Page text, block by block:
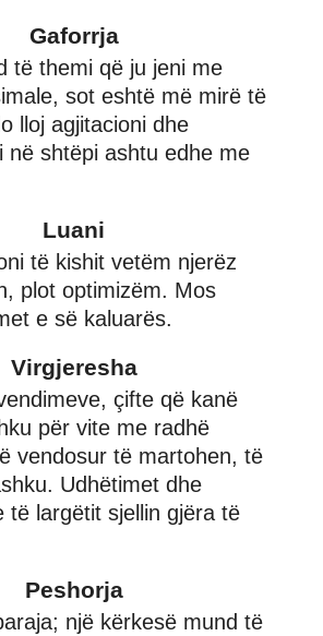
Gaforrja
të themi që ju jeni me
sot eshtë më mirë të
lloj agjitacioni dhe
në shtëpi ashtu edhe me
Luani
të kishit vetëm njerëz
plot optimizëm. Mos
e së kaluarës.
Virgjeresha
çifte që kanë
për vite me radhë
vendosur të martohen, të
Udhëtimet dhe
të largëtit sjellin gjëra të
Peshorja
një kërkesë mund të